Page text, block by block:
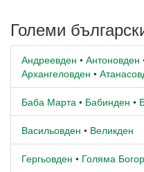
Големи
Андреевден • Антоновден
Архангеловден •
Баба Марта • Бабинден •
Васильовден • Великден
Гергьовден • Голяма